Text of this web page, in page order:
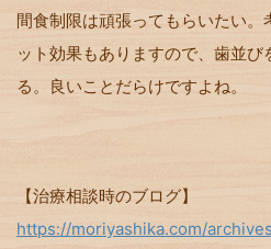
間食制限は頑張ってもらいたい
ット効果もありますので、歯並
る。良いことだらけですよね。
【治療相談時のブログ】
https://moriyashika.com/